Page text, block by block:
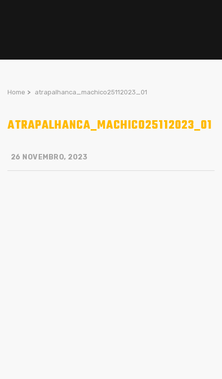
Home > atrapalhanca_machico25112023_01
ATRAPALHANCA_MACHICO25112023_01
26 NOVEMBRO, 2023